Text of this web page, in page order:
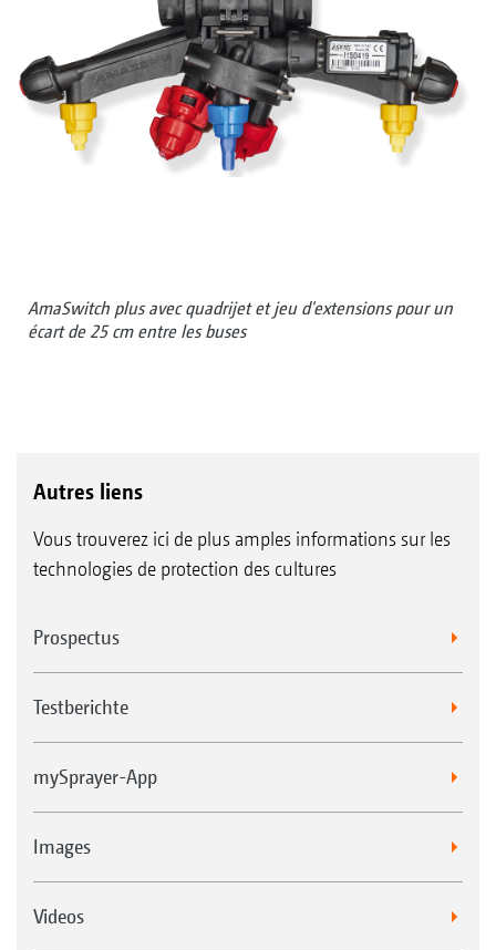
AmaSwitch plus avec quadrijet et jeu d'extensions pour un
écart de 25 cm entre les buses
Autres liens
Vous trouverez ici de plus amples informations sur les
technologies de protection des cultures
Prospectus
Testberichte
mySprayer-App
Images
Videos